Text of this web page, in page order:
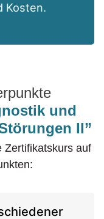
Kosten.
und
II”
Zertifikatskurs auf